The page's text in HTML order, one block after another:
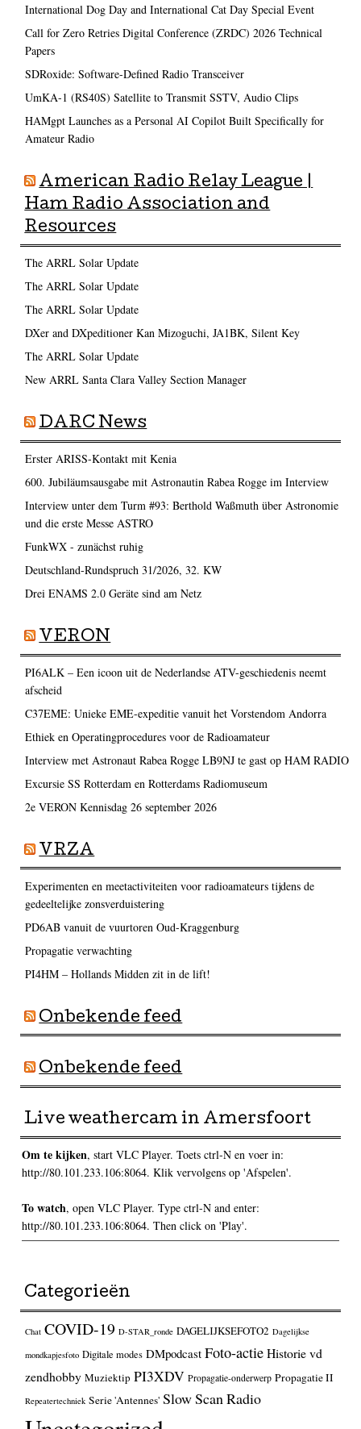
International Dog Day and International Cat Day Special Event
Call for Zero Retries Digital Conference (ZRDC) 2026 Technical
Papers
SDRoxide: Software-Defined Radio Transceiver
UmKA-1 (RS40S) Satellite to Transmit SSTV, Audio Clips
HAMgpt Launches as a Personal AI Copilot Built Specifically for
Amateur Radio
American Radio Relay League |
Ham Radio Association and
Resources
The ARRL Solar Update
The ARRL Solar Update
The ARRL Solar Update
DXer and DXpeditioner Kan Mizoguchi, JA1BK, Silent Key
The ARRL Solar Update
New ARRL Santa Clara Valley Section Manager
DARC News
Erster ARISS-Kontakt mit Kenia
600. Jubiläumsausgabe mit Astronautin Rabea Rogge im Interview
Interview unter dem Turm #93: Berthold Waßmuth über Astronomie
und die erste Messe ASTRO
FunkWX - zunächst ruhig
Deutschland-Rundspruch 31/2026, 32. KW
Drei ENAMS 2.0 Geräte sind am Netz
VERON
PI6ALK – Een icoon uit de Nederlandse ATV-geschiedenis neemt
afscheid
C37EME: Unieke EME-expeditie vanuit het Vorstendom Andorra
Ethiek en Operatingprocedures voor de Radioamateur
Interview met Astronaut Rabea Rogge LB9NJ te gast op HAM RADIO
Excursie SS Rotterdam en Rotterdams Radiomuseum
2e VERON Kennisdag 26 september 2026
VRZA
Experimenten en meetactiviteiten voor radioamateurs tijdens de
gedeeltelijke zonsverduistering
PD6AB vanuit de vuurtoren Oud-Kraggenburg
Propagatie verwachting
PI4HM – Hollands Midden zit in de lift!
Onbekende feed
Onbekende feed
Live weathercam in Amersfoort
Om te kijken, start VLC Player. Toets ctrl-N en voer in:
http://80.101.233.106:8064. Klik vervolgens op 'Afspelen'.
To watch, open VLC Player. Type ctrl-N and enter:
http://80.101.233.106:8064. Then click on 'Play'.
Categorieën
Chat COVID-19 D-STAR_ronde DAGELIJKSEFOTO2 Dagelijkse
mondkapjesfoto Digitale modes DMpodcast Foto-actieHistorie vd
zendhobby Muziektip PI3XDV Propagatie-onderwerp Propagatie II
Repeatertechniek Serie 'Antennes' Slow Scan Radio